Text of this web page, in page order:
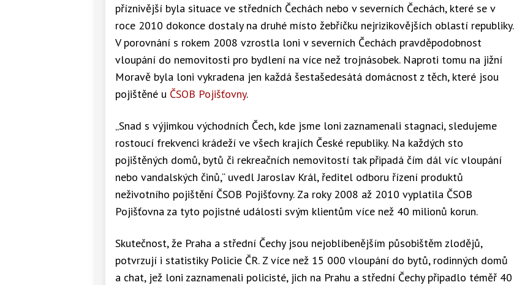
příznivější byla situace ve středních Čechách nebo v severních Čechách, které se v
roce 2010 dokonce dostaly na druhé místo žebříčku nejrizikovějších oblastí republiky.
V porovnání s rokem 2008 vzrostla loni v severních Čechách pravděpodobnost
vloupání do nemovitosti pro bydlení na více než trojnásobek. Naproti tomu na jižní
Moravě byla loni vykradena jen každá šestašedesátá domácnost z těch, které jsou
pojištěné u ČSOB Pojišťovny.
„Snad s výjimkou východních Čech, kde jsme loni zaznamenali stagnaci, sledujeme
rostoucí frekvenci krádeží ve všech krajích České republiky. Na každých sto
pojištěných domů, bytů či rekreačních nemovitostí tak připadá čím dál víc vloupání
nebo vandalských činů,“ uvedl Jaroslav Král, ředitel odboru řízení produktů
neživotního pojištění ČSOB Pojišťovny. Za roky 2008 až 2010 vyplatila ČSOB
Pojišťovna za tyto pojistné události svým klientům více než 40 milionů korun.
Skutečnost, že Praha a střední Čechy jsou nejoblíbenějším působištěm zlodějů,
potvrzují i statistiky Policie ČR. Z více než 15 000 vloupání do bytů, rodinných domů
a chat, jež loni zaznamenali policisté, jich na Prahu a střední Čechy připadlo téměř 40